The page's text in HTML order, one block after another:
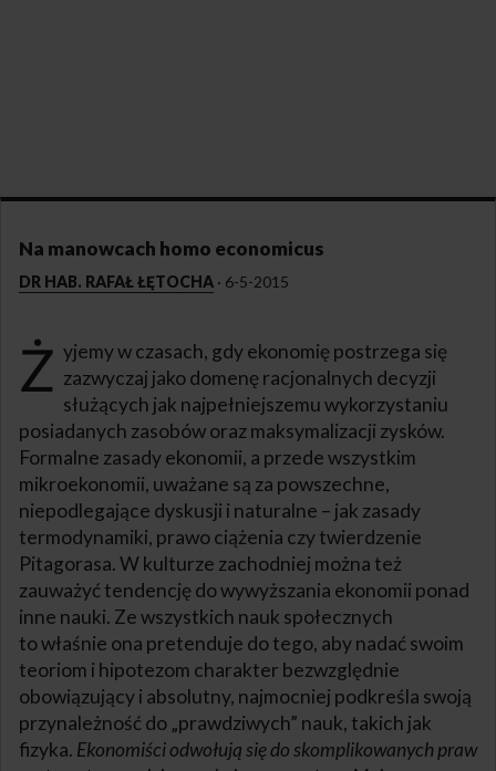
Na manowcach homo economicus
DR HAB. RAFAŁ ŁĘTOCHA · 6-5-2015
Ż yjemy w czasach, gdy ekonomię postrzega się
zazwyczaj jako domenę racjonalnych decyzji
służących jak najpełniejszemu wykorzystaniu
posiadanych zasobów oraz maksymalizacji zysków.
Formalne zasady ekonomii, a przede wszystkim
mikroekonomii, uważane są za powszechne,
niepodlegające dyskusji i naturalne – jak zasady
termodynamiki, prawo ciążenia czy twierdzenie
Pitagorasa. W kulturze zachodniej można też
zauważyć tendencję do wywyższania ekonomii ponad
inne nauki. Ze wszystkich nauk społecznych
to właśnie ona pretenduje do tego, aby nadać swoim
teoriom i hipotezom charakter bezwzględnie
obowiązujący i absolutny, najmocniej podkreśla swoją
przynależność do „prawdziwych” nauk, takich jak
fizyka. Ekonomiści odwołują się do skomplikowanych praw